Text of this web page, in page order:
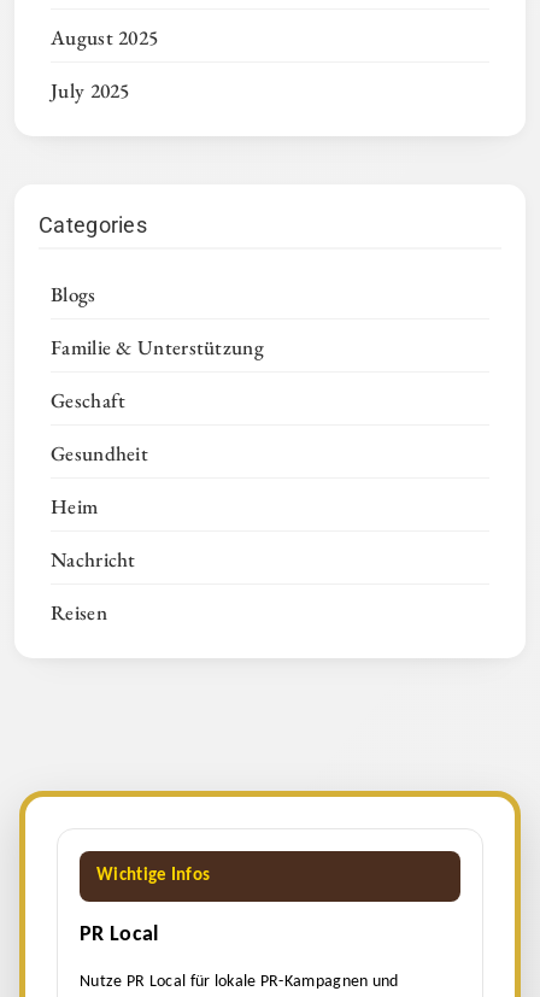
August 2025
July 2025
Categories
Blogs
Familie & Unterstützung
Geschaft
Gesundheit
Heim
Nachricht
Reisen
Wichtige Infos
PR Local
Nutze PR Local für lokale PR-Kampagnen und